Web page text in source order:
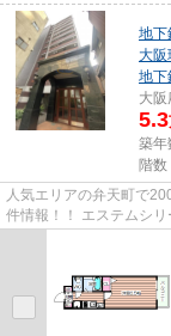
地下
大阪
地下
大阪
5.3
築年
階数
人気エリアの弁天町で
件情報！！ エステムシ